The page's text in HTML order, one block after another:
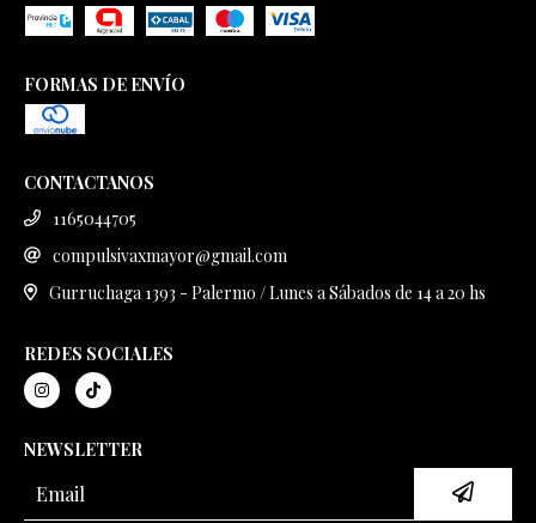
FORMAS DE ENVÍO
CONTACTANOS
1165044705
compulsivaxmayor@gmail.com
Gurruchaga 1393 - Palermo / Lunes a Sábados de 14 a 20 hs
REDES SOCIALES
NEWSLETTER